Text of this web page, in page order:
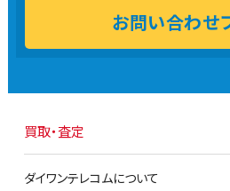
お問い合わせ
買取・査定
ダイワンテレコムについて